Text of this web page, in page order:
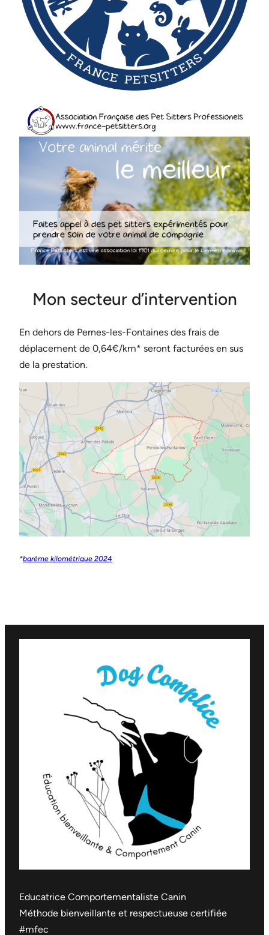
Mon secteur d’intervention
En dehors de Pernes-les-Fontaines des frais de
déplacement de 0,64€/km* seront facturées en sus
de la prestation.
*barème kilométrique 2024
Educatrice Comportementaliste Canin
Méthode bienveillante et respectueuse certifiée
#mfec